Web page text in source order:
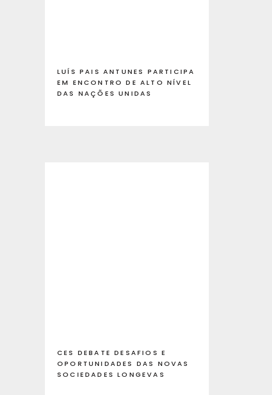
LUÍS PAIS ANTUNES PARTICIPA
EM ENCONTRO DE ALTO NÍVEL
DAS NAÇÕES UNIDAS
CES DEBATE DESAFIOS E
OPORTUNIDADES DAS NOVAS
SOCIEDADES LONGEVAS